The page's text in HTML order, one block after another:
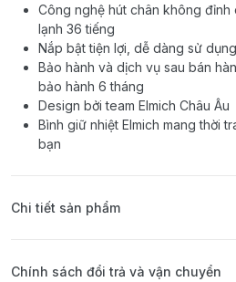
Công nghệ hút chân không
lạnh 36 tiếng
Nắp bật tiện lợi, dễ dàng sử dụng
Bảo hành và dịch vụ sau bán
bảo hành 6 tháng
Design bởi team Elmich Châu Âu
Bình giữ nhiệt Elmich mang thời
bạn
Chi tiết sản phẩm
Chính sách đổi trả và vận chuyển